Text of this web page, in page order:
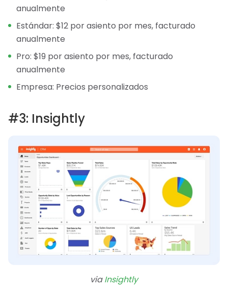
anualmente
Estándar: $12 por asiento por mes, facturado
anualmente
Pro: $19 por asiento por mes, facturado
anualmente
Empresa: Precios personalizados
#3: Insightly
viaInsightly